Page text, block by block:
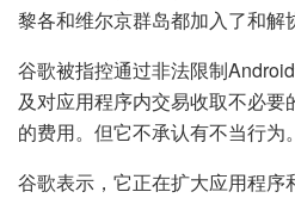
黎各和维尔京群岛都加入了和解
谷歌被指控通过非法限制
及对应用程序内交易收取不必
的费用。但它不承认有不当行为。
谷歌表示，它正在扩大应用程序